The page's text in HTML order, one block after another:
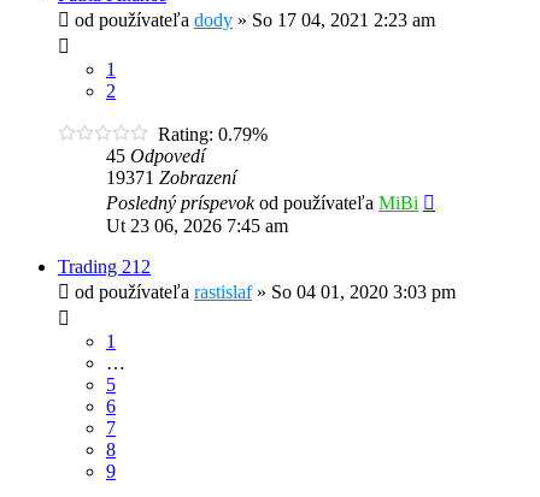
od používateľa dody » So 17 04, 2021 2:23 am
1
2
Rating: 0.79%
45 Odpovedí
19371 Zobrazení
Posledný príspevokod používateľa MiBi
Ut 23 06, 2026 7:45 am
Trading 212
od používateľa rastislaf» So 04 01, 2020 3:03 pm
1
…
5
6
7
8
9